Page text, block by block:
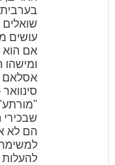
עושים
אם הוא
אסלאם
שבכירי
הם לא
להעלות